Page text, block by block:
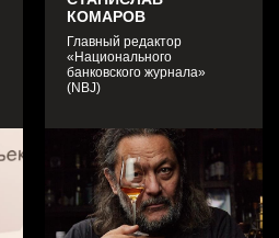
КОМАРОВ
Главный редактор
«Национального
банковского журнала»
(NBJ)